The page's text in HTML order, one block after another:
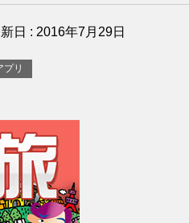
日 : 2016年7月29日
プリ